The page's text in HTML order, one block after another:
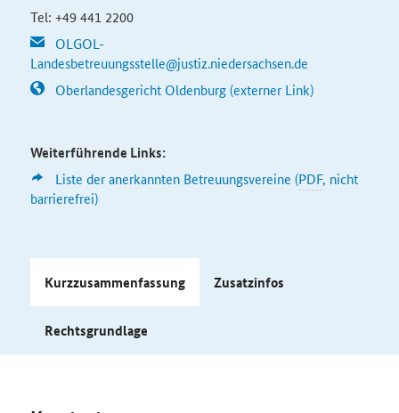
Tel: +49 441 2200
OLGOL-
Landesbetreuungsstelle@justiz.niedersachsen.de
Oberlandesgericht Oldenburg (externer Link)
Weiterführende Links:
Liste der anerkannten Betreuungsvereine (PDF, nicht
barrierefrei)
Kurzzusammenfassung Zusatzinfos
Rechtsgrundlage